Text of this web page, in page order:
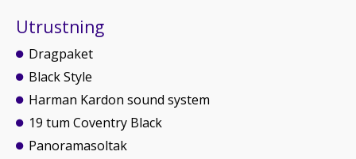
Utrustning
Dragpaket
Black Style
Harman Kardon sound system
19 tum Coventry Black
Panoramasoltak